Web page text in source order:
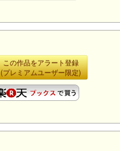
この作品をアラート登録
(プレミアムユーザー限定)